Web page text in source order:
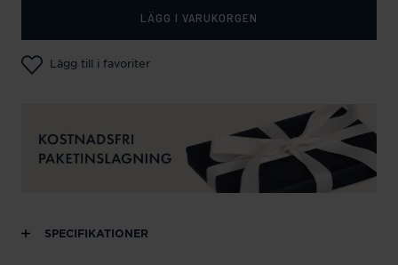
LÄGG I VARUKORGEN
Lägg till i favoriter
SPECIFIKATIONER